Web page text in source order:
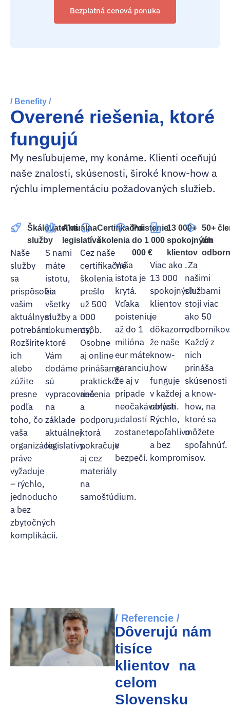
Bezplatná cenová ponuka
/ Benefity /
Overené riešenia, ktoré
fungujú
My nesľubujeme, my konáme. Klienti oceňujú
naše znalosti, skúsenosti, široké know-how a
rýchlu implementáciu požadovaných služieb.
Škálovateľné
služby
Naše
služby
sa
prispôsobia
vašim
aktuálnym
potrebám.
Rozšírite
ich
alebo
zúžite
presne
podľa
toho, čo
vaša
organizácia
práve
vyžaduje
– rýchlo,
jednoducho
a bez
zbytočných
komplikácií.
Aktuálna
legislatíva
S nami
máte
istotu,
že
všetky
služby a
dokumenty,
ktoré
Vám
dodáme
sú
vypracované
na
základe
aktuálnej
legislatívy.
Certifikačné
školenia
Cez naše
certifikačné
školenia
prešlo
už 500
000
osôb.
Osobne
aj online
prinášame
praktické
riešenia
a
podporu,
ktorá
pokračuje
aj cez
materiály
na
samoštúdium.
Poistenie
do 1 000
000 €
Vaša
istota je
krytá.
Vďaka
poisteniu
až do 1
milióna
eur máte
garanciu,
že aj v
prípade
neočakávaných
udalostí
zostanete
v
bezpečí.
13 000+
spokojných
klientov
Viac ako
13 000
spokojných
klientov
je
dôkazom,
že naše
know-
how
funguje
v každej
oblasti.
Rýchlo,
spoľahlivo
a bez
kompromisov.
50+
tím
.Za
našimi
službami
stojí viac
ako 50
Každý z
nich
prináša
skúsenosti
a know-
how, na
ktoré sa
môžete
spoľahnúť.
/ Referencie /
Dôverujú nám
tisíce
klientov na
celom
Slovensku